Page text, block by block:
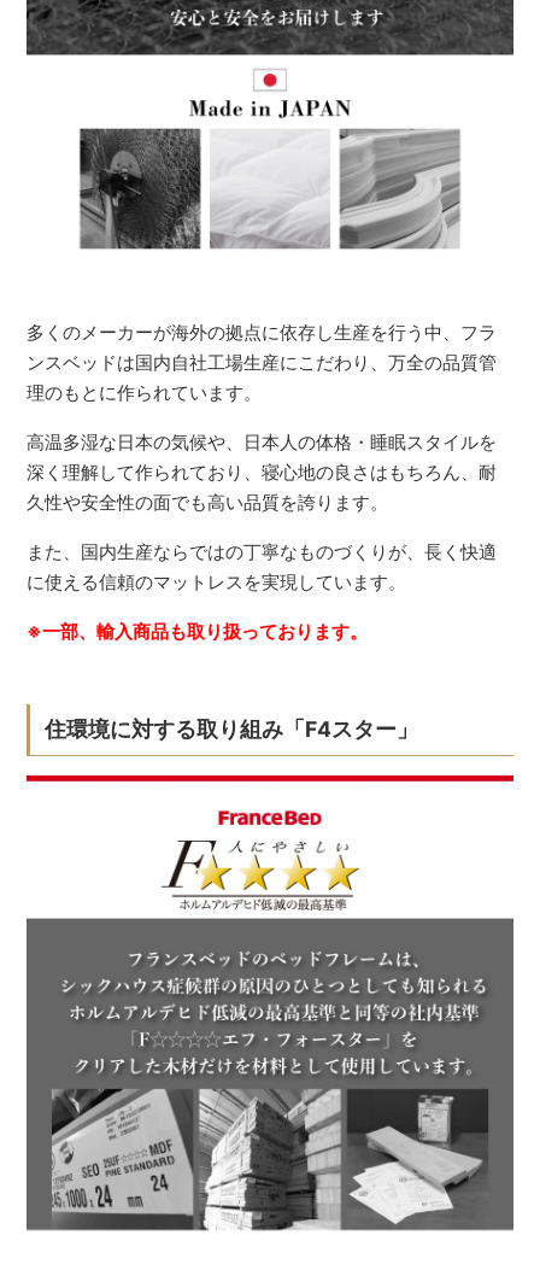
多くのメーカーが海外の拠点に依存し生産を行う中、フラ
ンスベッドは国内自社工場生産にこだわり、万全の品質管
理のもとに作られています。
高温多湿な日本の気候や、日本人の体格・睡眠スタイルを
深く理解して作られており、寝心地の良さはもちろん、耐
久性や安全性の面でも高い品質を誇ります。
また、国内生産ならではの丁寧なものづくりが、長く快適
に使える信頼のマットレスを実現しています。
※一部、輸入商品も取り扱っております。
住環境に対する取り組み「F4スター」